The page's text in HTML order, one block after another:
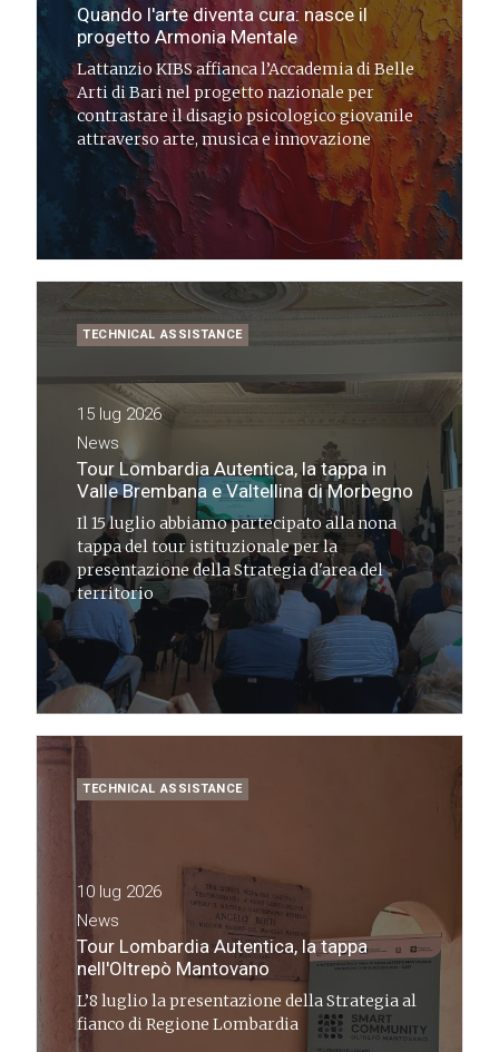
Quando l'arte diventa cura: nasce il
progetto Armonia Mentale
Lattanzio KIBS affianca l’Accademia di Belle
Arti di Bari nel progetto nazionale per
contrastare il disagio psicologico giovanile
attraverso arte, musica e innovazione
TECHNICAL ASSISTANCE
15 lug 2026
News
Tour Lombardia Autentica, la tappa in
Valle Brembana e Valtellina di Morbegno
Il 15 luglio abbiamo partecipato alla nona
tappa del tour istituzionale per la
presentazione della Strategia d'area del
territorio
TECHNICAL ASSISTANCE
10 lug 2026
News
Tour Lombardia Autentica, la tappa
nell'Oltrepò Mantovano
L’8 luglio la presentazione della Strategia al
fianco di Regione Lombardia